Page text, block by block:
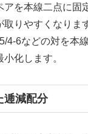
を本線二点に固
取りやすくなりま
4-6などの対を本
化します。
逓減配分